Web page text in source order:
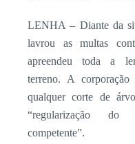
LENHA – Diante da
lavrou as multas
apreendeu toda a
terreno. A corporação
qualquer corte de
“regularização do
competente”.